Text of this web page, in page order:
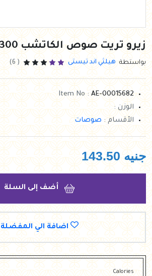
زيرو تريت صوص الكاتشب 300 جرام من زيرو
بواستطة هيلثي اند تيستى ( 6)
Item No :AE-00015682
الوزن :
الأقسام : صوصات
جنيه 143.50
أضف إلى السلة
اضافة الي المفضلة
Calories